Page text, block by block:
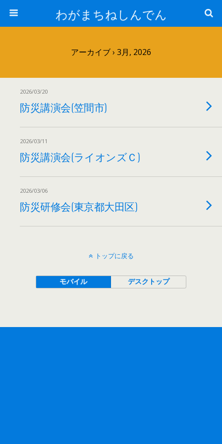
わがまちねしんでん
アーカイブ › 3月, 2026
2026/03/20
防災講演会(笠間市)
2026/03/11
防災講演会(ライオンズＣ)
2026/03/06
防災研修会(東京都大田区)
トップに戻る
モバイル デスクトップ